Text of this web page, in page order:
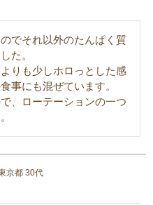
でそれ以外のたんぱく質
た。
りも少しホロっとした感
事にも混ぜています。
、ローテーションの一つ
京都 30代